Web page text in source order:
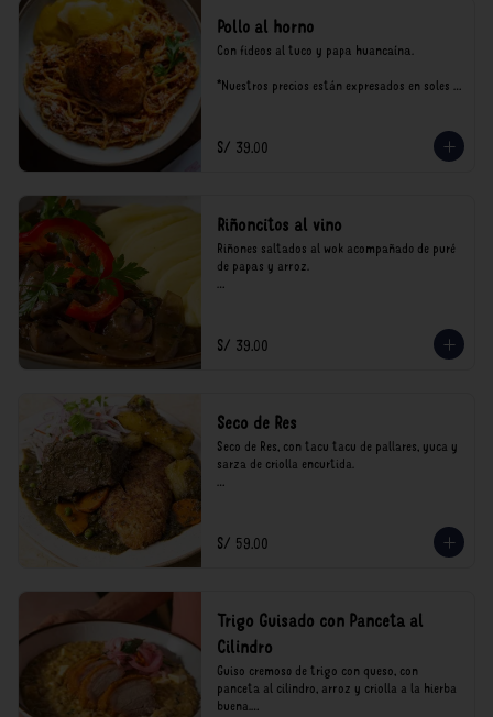
Pollo al horno
Con fideos al tuco y papa huancaína.
*Nuestros precios están expresados en soles e
S/ 39.00
Riñoncitos al vino
Riñones saltados al wok acompañado de puré
de papas y arroz.
consumo.
S/ 39.00
Seco de Res
Seco de Res, con tacu tacu de pallares, yuca y
sarza de criolla encurtida.
consumo.
S/ 59.00
Trigo Guisado con Panceta al
Cilindro
Guiso cremoso de trigo con queso, con
panceta al cilindro, arroz y criolla a la hierba
buena.